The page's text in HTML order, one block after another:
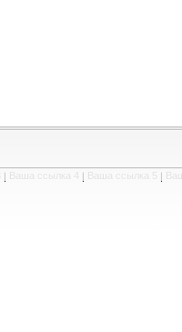
| Ваша ссылка 4 | Ваша ссылка 5 |